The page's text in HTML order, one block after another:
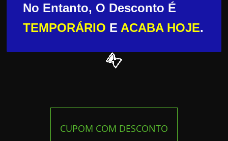
No Entanto, O Desconto É
TEMPORÁRIO E ACABA HOJE.
CUPOM COM DESCONTO